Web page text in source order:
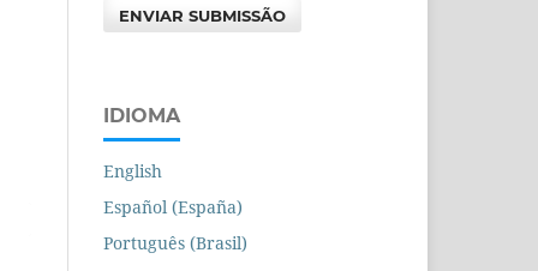
ENVIAR SUBMISSÃO
IDIOMA
English
Español (España)
Português (Brasil)